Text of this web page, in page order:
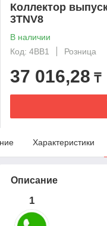
Коллектор
3TNV8
В наличии
Код: 4BB1
Розница
37 016,28 ₸
Характеристики
Описание
1